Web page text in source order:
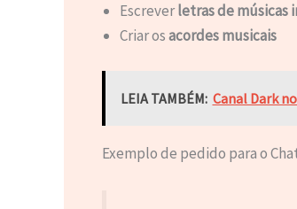
Escreverletras de músicas
Criar osacordes musicais
LEIA TAMBÉM: Canal Dark
Exemplo de pedido para o